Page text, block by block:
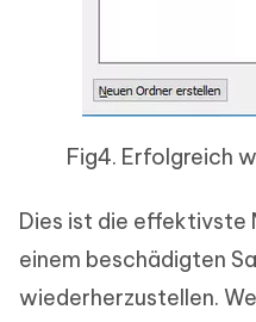
Fig4. Erfolgreich
Dies ist die effektivste
einem beschädigten
wiederherzustellen.